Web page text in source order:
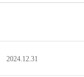
2024.12.31